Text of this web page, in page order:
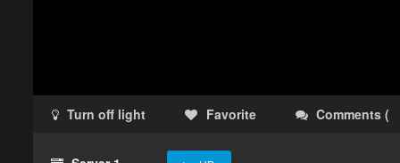
Turn off light Favorite Comments (